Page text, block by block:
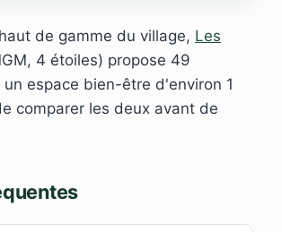
de gamme du village, Les
4 étoiles) propose 49
espace bien-être d'environ 1
comparer les deux avant de